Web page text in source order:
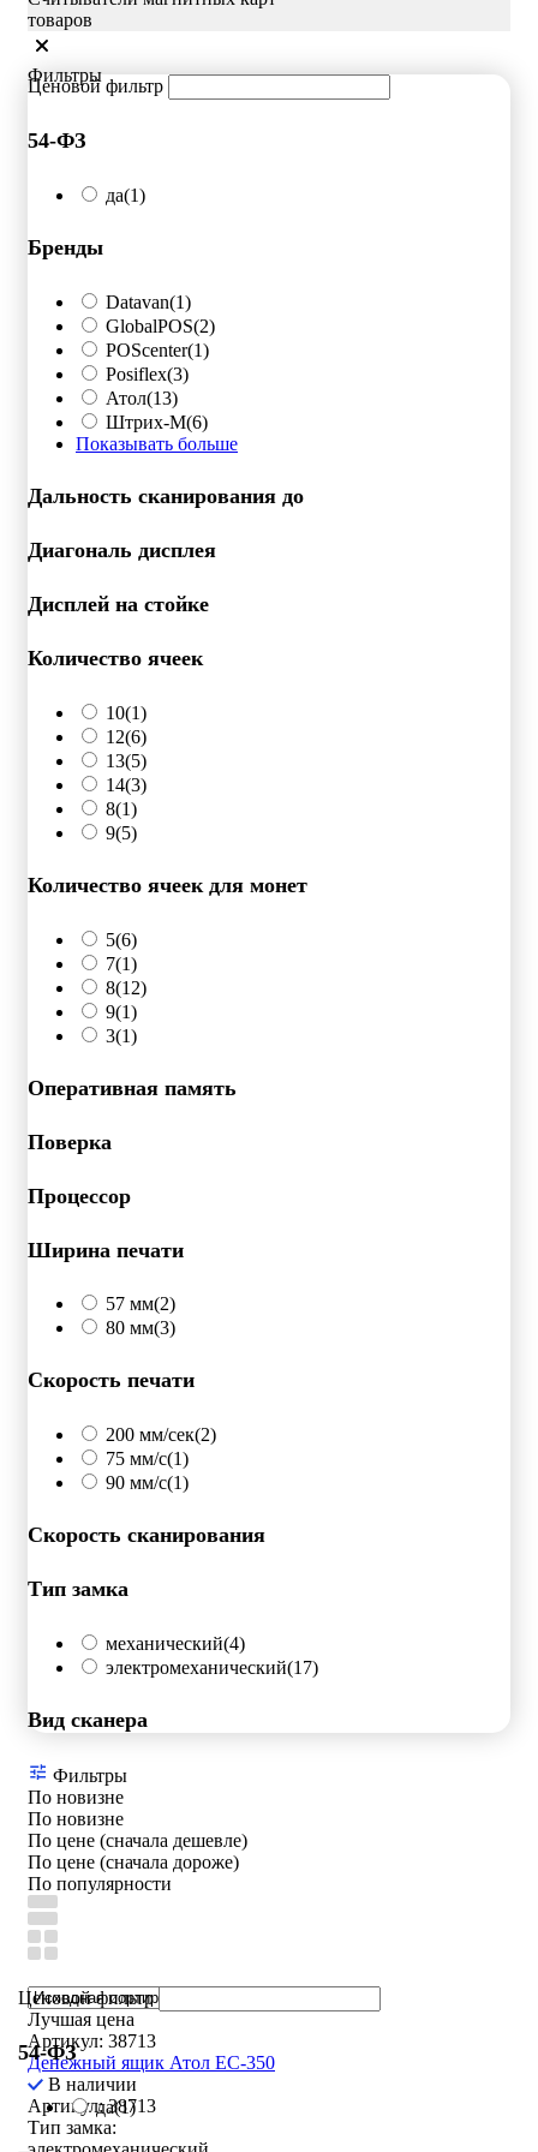
товаров
Фильтры
Ценовой фильтр
54-ФЗ
да(1)
Бренды
Datavan(1)
GlobalPOS(2)
POScenter(1)
Posiflex(3)
Атол(13)
Штрих-М(6)
Показывать больше
Дальность сканирования до
Диагональ дисплея
Дисплей на стойке
Количество ячеек
10(1)
12(6)
13(5)
14(3)
8(1)
9(5)
Количество ячеек для монет
5(6)
7(1)
8(12)
9(1)
3(1)
Оперативная память
Поверка
Процессор
Ширина печати
57 мм(2)
80 мм(3)
Скорость печати
200 мм/сек(2)
75 мм/с(1)
90 мм/с(1)
Скорость сканирования
Тип замка
механический(4)
электромеханический(17)
Вид сканера
Фильтры
По новизне
По новизне
По цене (сначала дешевле)
По цене (сначала дороже)
По популярности
Ценовой фильтр
54-ФЗ
да(1)
Лучшая цена
Артикул: 38713
Денежный ящик Атол EC-350
В наличии
Артикул: 38713
Тип замка: